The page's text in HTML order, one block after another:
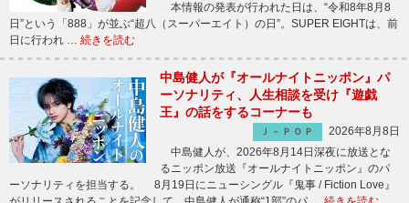
本情報の発表が行われた日は、“令和8年8月8
日”という「888」が並ぶ“超八（スーパーエイト）の日”。SUPER EIGHTは、前
日に行われ … 続きを読む
中島健人が『オールナイトニッポン』パ
ーソナリティ、人生相談を受け『遊戯
王』の話をするコーナーも
Ｊ－ＰＯＰ
2026年8月8日
中島健人が、2026年8月14日深夜に放送とな
るニッポン放送『オールナイトニッポン』のパ
ーソナリティを担当する。 8月19日にニューシングル『鬼事 / Fiction Love』